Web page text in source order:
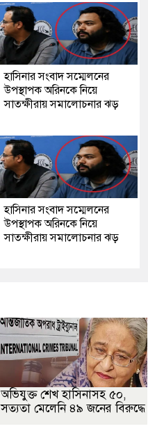
হাসিনার সংবাদ সম্মেলনের
উপস্থাপক অরিনকে নিয়ে
সাতক্ষীরায় সমালোচনার ঝড়
হাসিনার সংবাদ সম্মেলনের
উপস্থাপক অরিনকে নিয়ে
সাতক্ষীরায় সমালোচনার ঝড়
অভিযুক্ত শেখ হাসিনাসহ ৫০,
সত্যতা মেলেনি ৪৯ জনের বিরুদ্ধে